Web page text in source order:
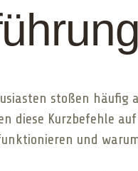
stoßen häufig
diese Kurzbefehle
und